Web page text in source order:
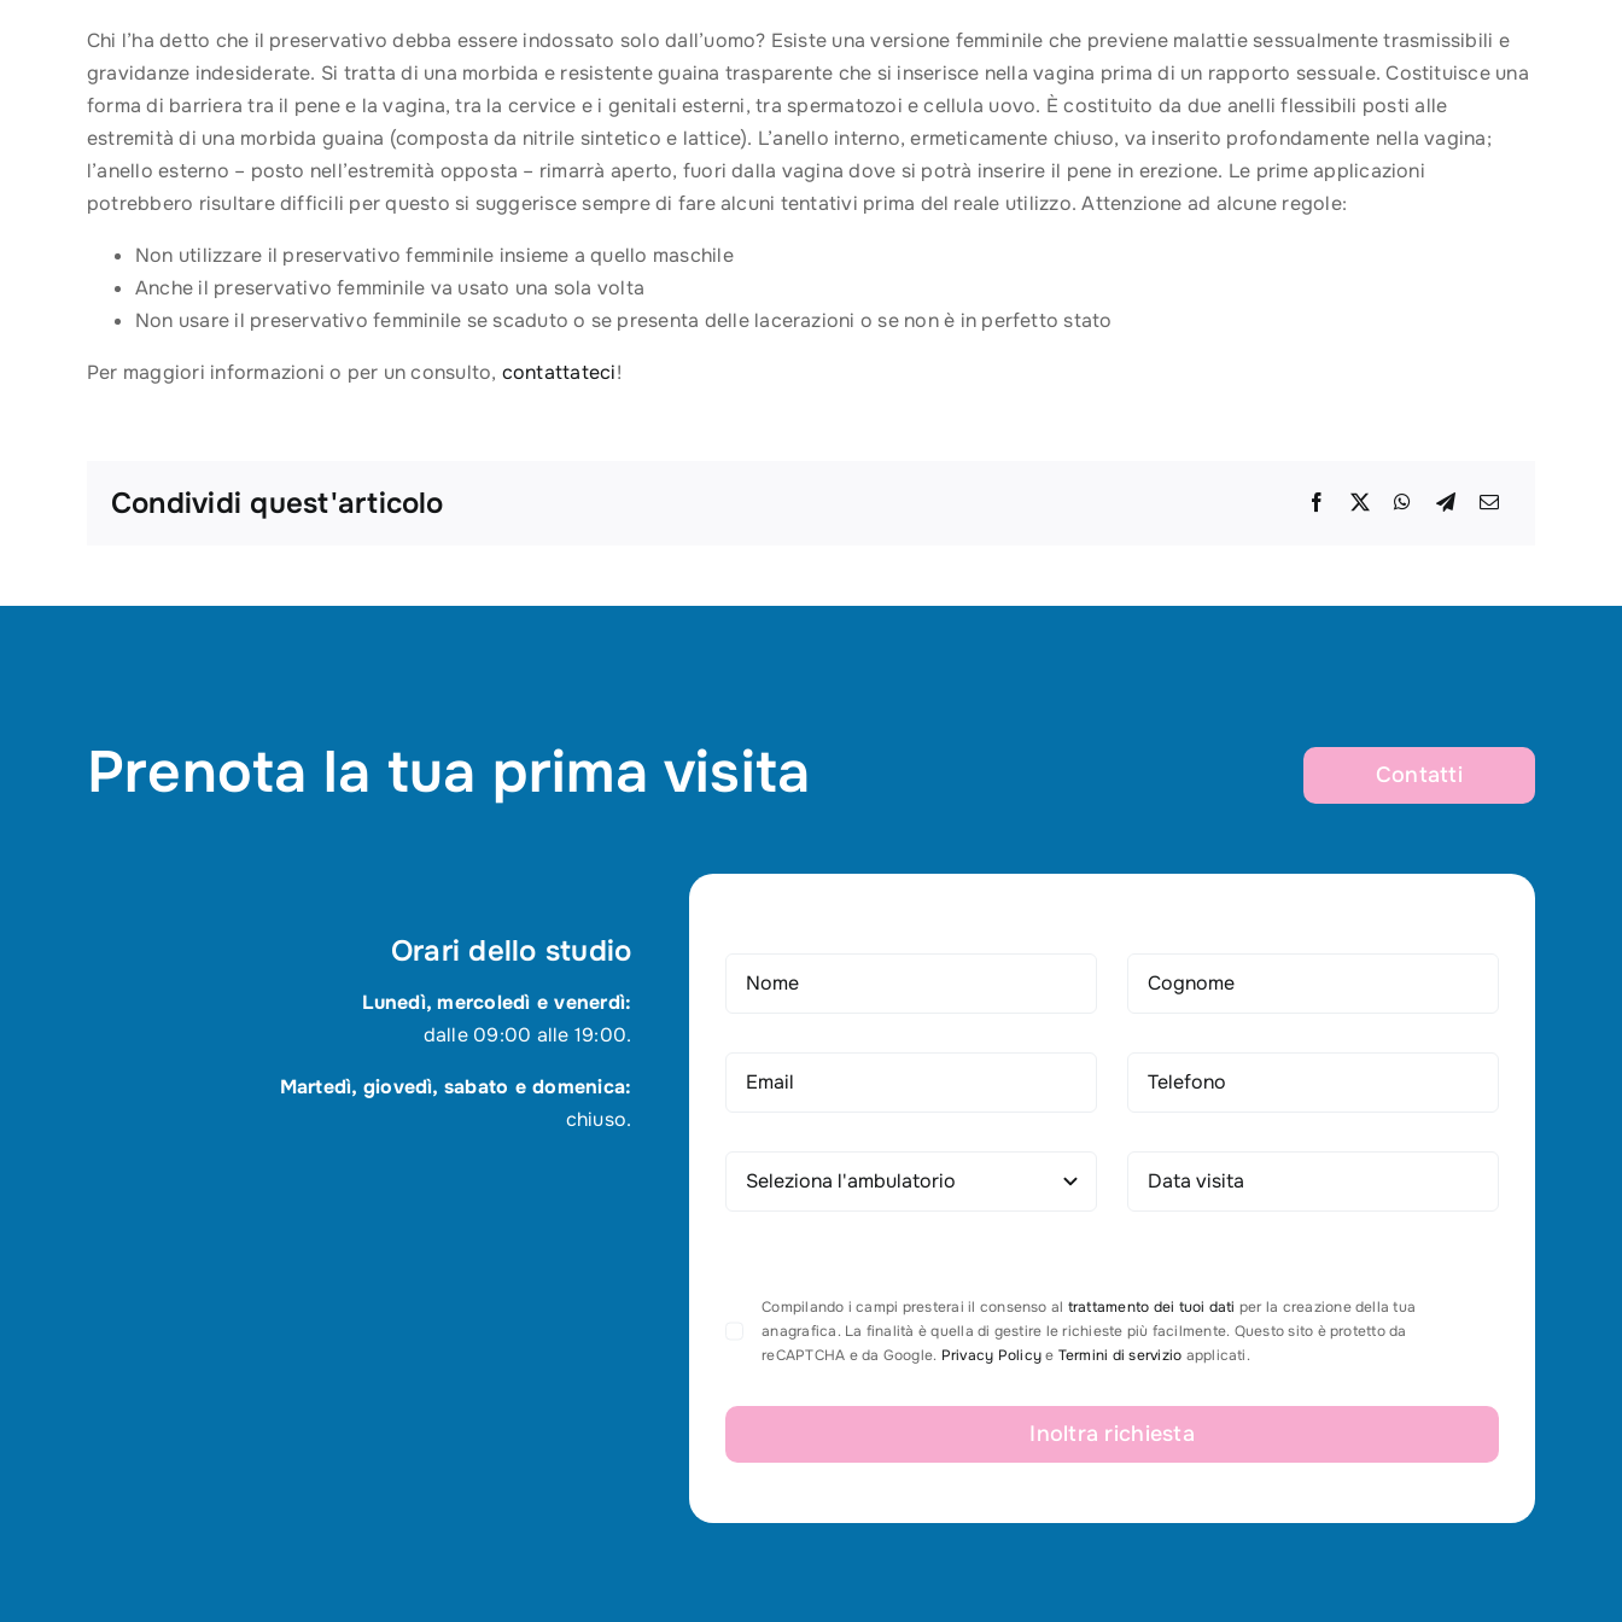
Chi l’ha detto che il preservativo debba essere indossato solo dall’uomo? Esiste una versione femminile che previene malattie sessualmente trasmissibili e
gravidanze indesiderate. Si tratta di una morbida e resistente guaina trasparente che si inserisce nella vagina prima di un rapporto sessuale. Costituisce una
forma di barriera tra il pene e la vagina, tra la cervice e i genitali esterni, tra spermatozoi e cellula uovo. È costituito da due anelli flessibili posti alle
estremità di una morbida guaina (composta da nitrile sintetico e lattice). L’anello interno, ermeticamente chiuso, va inserito profondamente nella vagina;
l’anello esterno – posto nell’estremità opposta – rimarrà aperto, fuori dalla vagina dove si potrà inserire il pene in erezione. Le prime applicazioni
potrebbero risultare difficili per questo si suggerisce sempre di fare alcuni tentativi prima del reale utilizzo. Attenzione ad alcune regole:
Non utilizzare il preservativo femminile insieme a quello maschile
Anche il preservativo femminile va usato una sola volta
Non usare il preservativo femminile se scaduto o se presenta delle lacerazioni o se non è in perfetto stato
Per maggiori informazioni o per un consulto, contattateci!
Condividi quest'articolo
Prenota la tua prima visita Contatti
Orari dello studio
Lunedì, mercoledì e venerdì:
dalle 09:00 alle 19:00.
Martedì, giovedì, sabato e domenica:
chiuso.
Compilando i campi presterai il consenso al trattamento dei tuoi dati per la creazione della tua
anagrafica. La finalità è quella di gestire le richieste più facilmente. Questo sito è protetto da
reCAPTCHA e da Google. Privacy Policye Termini di servizio applicati.
Inoltra richiesta